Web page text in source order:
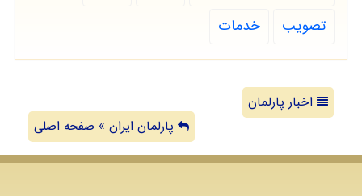
تصویب
خدمات
اخبار پارلمان
پارلمان ایران » صفحه اصلی